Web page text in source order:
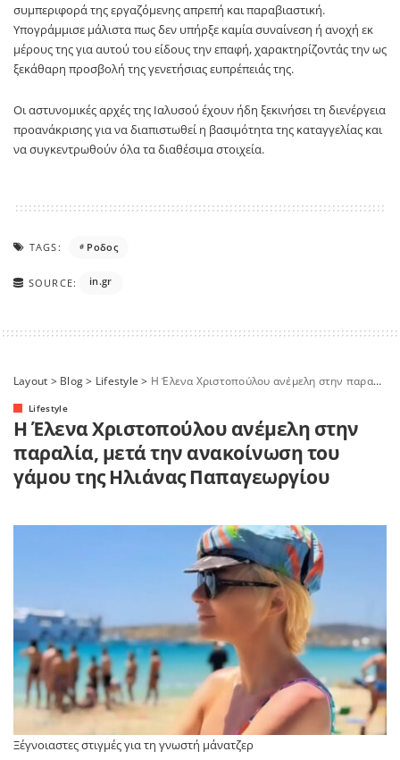
συμπεριφορά της εργαζόμενης απρεπή και παραβιαστική.
Υπογράμμισε μάλιστα πως δεν υπήρξε καμία συναίνεση ή ανοχή εκ
μέρους της για αυτού του είδους την επαφή, χαρακτηρίζοντάς την ως
ξεκάθαρη προσβολή της γενετήσιας ευπρέπειάς της.
Οι αστυνομικές αρχές της Ιαλυσού έχουν ήδη ξεκινήσει τη διενέργεια
προανάκρισης για να διαπιστωθεί η βασιμότητα της καταγγελίας και
να συγκεντρωθούν όλα τα διαθέσιμα στοιχεία.
TAGS: Ροδος
SOURCE: in.gr
Layout > Blog> Lifestyle > Η Έλενα Χριστοπούλου ανέμελη στην παραλία, μετά την ανακοίνωση του γάμου της Ηλιάνας Παπαγεωργίου
Lifestyle
Η Έλενα Χριστοπούλου ανέμελη στην
παραλία, μετά την ανακοίνωση του
γάμου της Ηλιάνας Παπαγεωργίου
Ξέγνοιαστες στιγμές για τη γνωστή μάνατζερ